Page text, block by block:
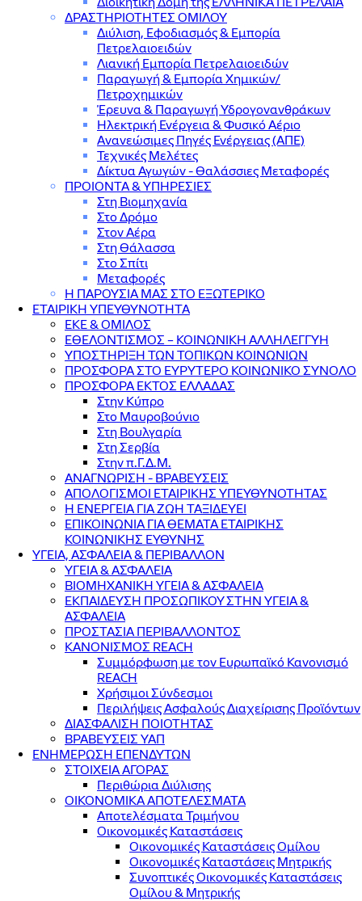
ΔΡΑΣΤΗΡΙΟΤΗΤΕΣ ΟΜΙΛΟΥ
Διύλιση, Εφοδιασμός & Εμπορία
Πετρελαιοειδών
Λιανική Εμπορία Πετρελαιοειδών
Παραγωγή & Εμπορία Χημικών/
Πετροχημικών
Έρευνα & Παραγωγή Υδρογονανθράκων
Ηλεκτρική Ενέργεια & Φυσικό Αέριο
Ανανεώσιμες Πηγές Ενέργειας (ΑΠΕ)
Τεχνικές Μελέτες
Δίκτυα Αγωγών - Θαλάσσιες Μεταφορές
ΠΡΟΙΟΝΤΑ & YΠΗΡΕΣΙΕΣ
Στη Βιομηχανία
Στο Δρόμο
Στον Αέρα
Στη Θάλασσα
Στο Σπίτι
Μεταφορές
Η ΠΑΡΟΥΣΙΑ ΜΑΣ ΣΤΟ ΕΞΩΤΕΡΙΚΟ
ΕΤΑΙΡΙΚΗ ΥΠΕΥΘΥΝΟΤΗΤΑ
ΕΚΕ & ΟΜΙΛΟΣ
ΕΘΕΛΟΝΤΙΣΜΟΣ – ΚΟΙΝΩΝΙΚΗ ΑΛΛΗΛΕΓΓΥΗ
ΥΠΟΣΤΗΡΙΞΗ ΤΩΝ ΤΟΠΙΚΩΝ ΚΟΙΝΩΝΙΩΝ
ΠΡΟΣΦΟΡΑ ΣΤΟ ΕΥΡΥΤΕΡΟ ΚΟΙΝΩΝΙΚΟ ΣΥΝΟΛΟ
ΠΡΟΣΦΟΡΑ ΕΚΤΟΣ ΕΛΛΑΔΑΣ
Στην Κύπρο
Στο Μαυροβούνιο
Στη Βουλγαρία
Στη Σερβία
Στην π.Γ.Δ.Μ.
ΑΝΑΓΝΩΡΙΣΗ - ΒΡΑΒΕΥΣΕΙΣ
ΑΠΟΛΟΓΙΣΜΟΙ ΕΤΑΙΡΙΚΗΣ ΥΠΕΥΘΥΝΟΤΗΤΑΣ
Η ΕΝΕΡΓΕΙΑ ΓΙΑ ΖΩΗ ΤΑΞΙΔΕΥΕΙ
ΕΠΙΚΟΙΝΩΝΙΑ ΓΙΑ ΘΕΜΑΤΑ ΕΤΑΙΡΙΚΗΣ
ΚΟΙΝΩΝΙΚΗΣ ΕΥΘΥΝΗΣ
ΥΓΕΙΑ, ΑΣΦΑΛΕΙΑ & ΠΕΡΙΒΑΛΛΟΝ
ΥΓΕΙΑ & ΑΣΦΑΛΕΙΑ
ΒΙΟΜΗΧΑΝΙΚΗ ΥΓΕΙΑ & ΑΣΦΑΛΕΙΑ
ΕΚΠΑΙΔΕΥΣΗ ΠΡΟΣΩΠΙΚΟΥ ΣΤΗΝ ΥΓΕΙΑ &
ΑΣΦΑΛΕΙΑ
ΠΡΟΣΤΑΣΙΑ ΠΕΡΙΒΑΛΛΟΝΤΟΣ
ΚΑΝΟΝΙΣΜΟΣ REACH
Συμμόρφωση με τον Ευρωπαϊκό Κανονισμό
REACH
Χρήσιμοι Σύνδεσμοι
Περιλήψεις Ασφαλούς Διαχείρισης Προϊόντων
ΔΙΑΣΦΑΛΙΣΗ ΠΟΙΟΤΗΤΑΣ
ΒΡΑΒΕΥΣΕΙΣ ΥΑΠ
ΕΝΗΜΕΡΩΣΗ ΕΠΕΝΔΥΤΩΝ
ΣΤΟΙΧΕΙΑ ΑΓΟΡΑΣ
Περιθώρια Διύλισης
ΟΙΚΟΝΟΜΙΚΑ ΑΠΟΤΕΛΕΣΜΑΤΑ
Αποτελέσματα Τριμήνου
Οικονομικές Καταστάσεις
Οικονομικές Καταστάσεις Ομίλου
Οικονομικές Καταστάσεις Μητρικής
Συνοπτικές Οικονομικές Καταστάσεις
Ομίλου & Μητρικής